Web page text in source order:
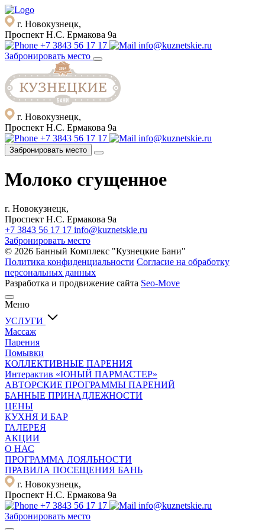
г. Новокузнецк,
Проспект Н.С. Ермакова 9а
+7 3843 56 17 17
info@kuznetskie.ru
Забронировать место
г. Новокузнецк,
Проспект Н.С. Ермакова 9а
+7 3843 56 17 17
info@kuznetskie.ru
Забронировать место
Молоко сгущенное
г. Новокузнецк,
Проспект Н.С. Ермакова 9а
+7 3843 56 17 17 info@kuznetskie.ru
Забронировать место
© 2026 Банный Комплекс "Кузнецкие Бани"
Политика конфиденциальности Согласие на обработку
персональных данных
Разработка и продвижение сайта Seo-Move
Меню
УСЛУГИ
Массаж
Парения
Помывки
КОЛЛЕКТИВНЫЕ ПАРЕНИЯ
Интерактив «ЮНЫЙ ПАРМАСТЕР»
АВТОРСКИЕ ПРОГРАММЫ ПАРЕНИЙ
БАННЫЕ ПРИНАДЛЕЖНОСТИ
ЦЕНЫ
КУХНЯ И БАР
ГАЛЕРЕЯ
АКЦИИ
О НАС
ПРОГРАММА ЛОЯЛЬНОСТИ
ПРАВИЛА ПОСЕЩЕНИЯ БАНЬ
г. Новокузнецк,
Проспект Н.С. Ермакова 9а
+7 3843 56 17 17
info@kuznetskie.ru
Забронировать место